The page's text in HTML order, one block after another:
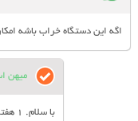
اگه این دستگاه خراب باشه
میهن
با سلام. 1 هفته گارانتی تست سلامت دارد